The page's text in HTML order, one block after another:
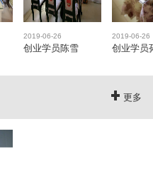
2019-06-26
创业学员陈雪
2019-06-26
创业学员
更多